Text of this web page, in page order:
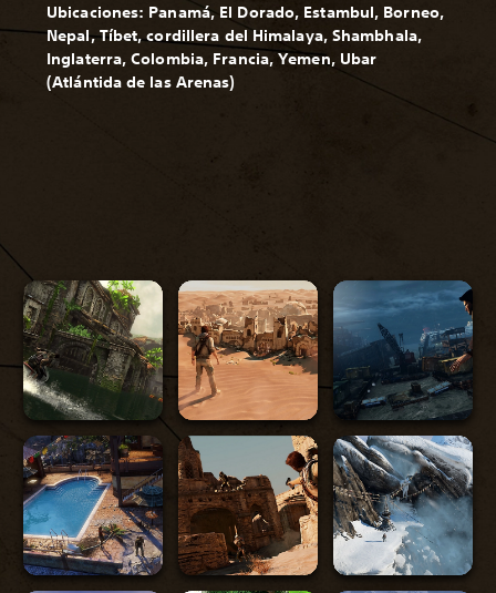
Ubicaciones: Panamá, El Dorado, Estambul, Borneo,
Nepal, Tíbet, cordillera del Himalaya, Shambhala,
Inglaterra, Colombia, Francia, Yemen, Ubar
(Atlántida de las Arenas)